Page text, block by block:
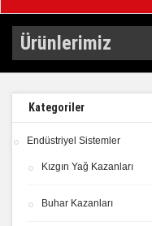
Ürünlerimiz
Kategoriler
Endüstriyel Sistemler
Kızgın Yağ Kazanları
Buhar Kazanları